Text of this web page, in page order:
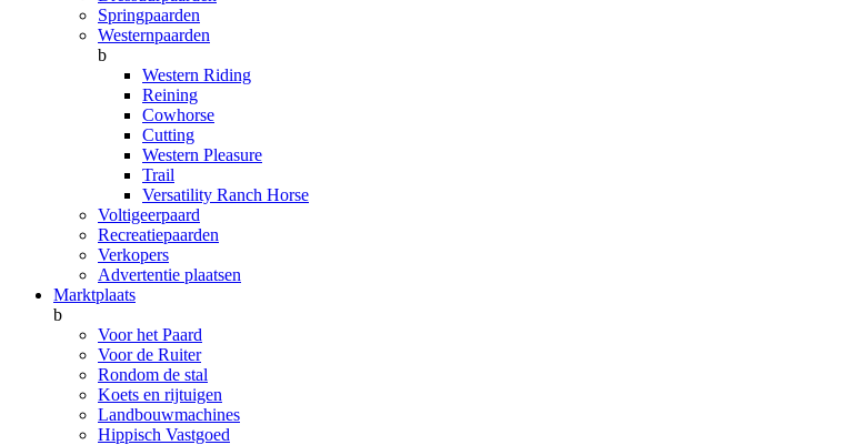
Springpaarden
Westernpaarden
b
Western Riding
Reining
Cowhorse
Cutting
Western Pleasure
Trail
Versatility Ranch Horse
Voltigeerpaard
Recreatiepaarden
Verkopers
Advertentie plaatsen
Marktplaats
b
Voor het Paard
Voor de Ruiter
Rondom de stal
Koets en rijtuigen
Landbouwmachines
Hippisch Vastgoed